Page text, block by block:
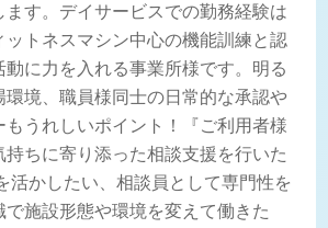
ます。デイサービスでの勤務経験は
ットネスマシン中心の機能訓練と認
に力を入れる事業所様です。明る
環境、職員様同士の日常的な承認や
もうれしいポイント！『ご利用者様
ちに寄り添った相談支援を行いた
活かしたい、相談員として専門性を
施設形態や環境を変えて働きた